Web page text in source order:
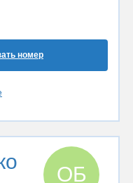
номер
ОБ